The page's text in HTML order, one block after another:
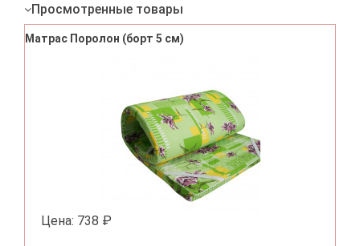
Просмотренные товары
Матрас Поролон (борт 5 см)
Цена: 738 ₽